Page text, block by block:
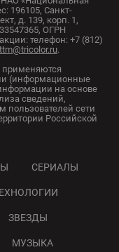
196105, Санкт-
д. 139, корп. 1,
ОГРН
телефон: +7 (812)
ttm@tricolor.ru.
(информационные
на основе
сведений,
пользователей сети
Российской
СЕРИАЛЫ
ЗВЕЗДЫ
МУЗЫКА